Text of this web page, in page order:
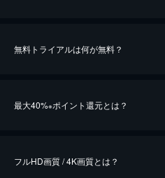
無料トライアルは何が無料？
最大40%※ポイント還元とは？
フルHD画質 / 4K画質とは？